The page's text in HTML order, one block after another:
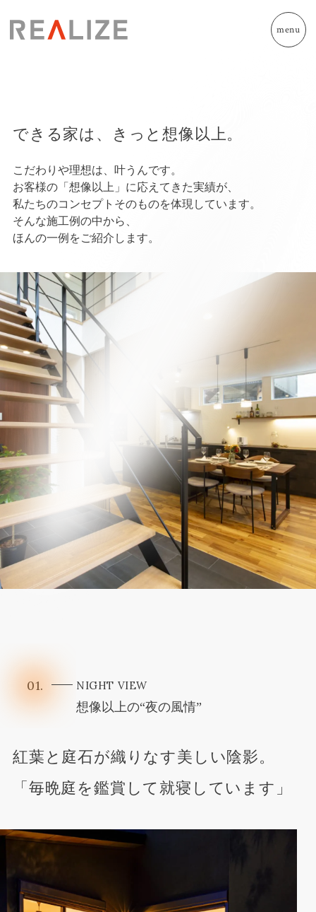
menu
できる家は、きっと想像以上。
こだわりや理想は、叶うんです。
お客様の「想像以上」に応えてきた実績が、
私たちのコンセプトそのものを体現しています。
そんな施工例の中から、
ほんの一例をご紹介します。
01. NIGHT VIEW
想像以上の“夜の風情”
紅葉と庭石が織りなす美しい陰影。
「毎晩庭を鑑賞して就寝しています」